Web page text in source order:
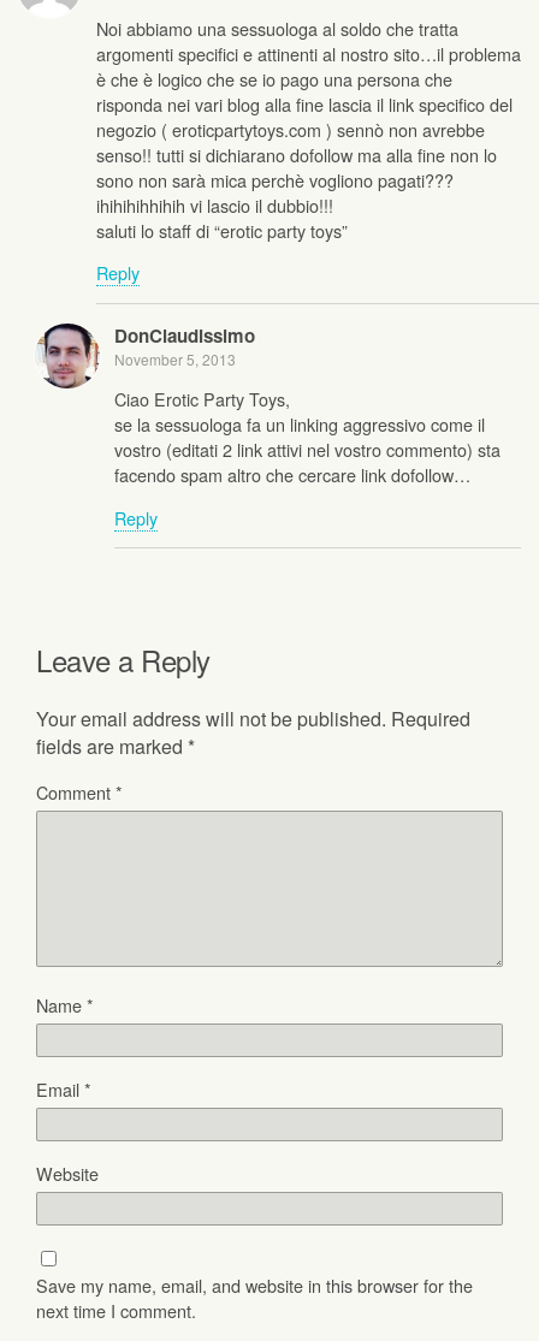
Noi abbiamo una sessuologa al soldo che tratta
argomenti specifici e attinenti al nostro sito…il problema
è che è logico che se io pago una persona che
risponda nei vari blog alla fine lascia il link specifico del
negozio ( eroticpartytoys.com ) sennò non avrebbe
senso!! tutti si dichiarano dofollow ma alla fine non lo
sono non sarà mica perchè vogliono pagati???
ihihihihhihih vi lascio il dubbio!!!
saluti lo staff di “erotic party toys”
Reply
DonClaudissimo
November 5, 2013
Ciao Erotic Party Toys,
se la sessuologa fa un linking aggressivo come il
vostro (editati 2 link attivi nel vostro commento) sta
facendo spam altro che cercare link dofollow…
Reply
Leave a Reply
Your email address will not be published. Required
fields are marked *
Comment*
Name*
Email*
Website
Save my name, email, and website in this browser for the
next time I comment.